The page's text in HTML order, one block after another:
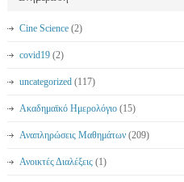
Cine Science (2)
covid19 (2)
uncategorized (117)
Ακαδημαϊκό Ημερολόγιο (15)
Αναπληρώσεις Μαθημάτων (209)
Ανοικτές Διαλέξεις (1)